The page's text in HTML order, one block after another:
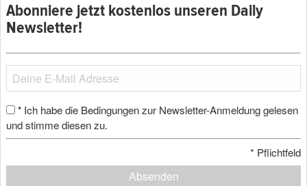
Abonniere jetzt kostenlos unseren Daily
Newsletter!
* Ich habe die Bedingungen zur Newsletter-Anmeldung gelesen
und stimme diesen zu.
* Pflichtfeld
Absenden